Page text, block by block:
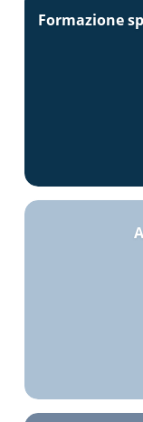
Formazione